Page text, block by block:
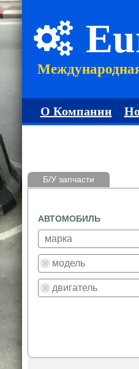
О Компании
Б/У запчасти
АВТОМОБИЛЬ